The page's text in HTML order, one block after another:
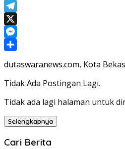
WhatsApp
Telegram
X
Messenger
dutaswaranews.com, Kota
Tidak Ada Postingan Lagi.
Tidak ada lagi halaman untuk
Selengkapnya
Cari Berita